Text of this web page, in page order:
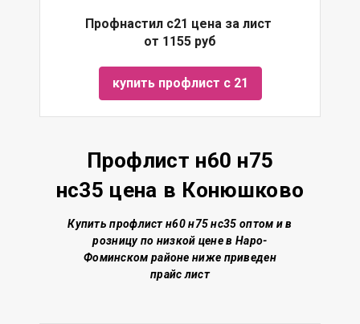
Профнастил с21 цена за лист
от 1155 руб
купить профлист с 21
Профлист н60 н75
нс35 цена в Конюшково
Купить профлист н60 н75 нс35 оптом и в
розницу по низкой ценев Наро-
Фоминском районе ниже приведен
прайс лист